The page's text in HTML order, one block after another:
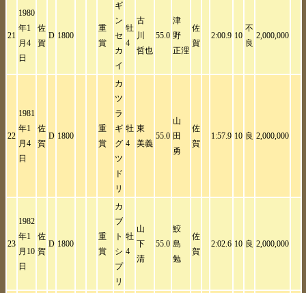
21
1980
年1
月4
日
佐
賀
D 1800
重
賞
ギ
ン
セ
カ
イ
牡
4
古
川
哲也
55.0
津
野
正浬
佐
賀
2:00.9 10
不
良
2,000,000
22
1981
年1
月4
日
佐
賀
D 1800
重
賞
カ
ツ
ラ
ギ
グ
ツ
ド
リ
牡
4
東
美義
55.0
山
田
勇
佐
賀
1:57.9 10 良 2,000,000
23
1982
年1
月10
日
佐
賀
D 1800
重
賞
カ
ブ
ト
シ
プ
リ
牡
4
山
下
清
55.0
鮫
島
勉
佐
賀
2:02.6 10 良 2,000,000